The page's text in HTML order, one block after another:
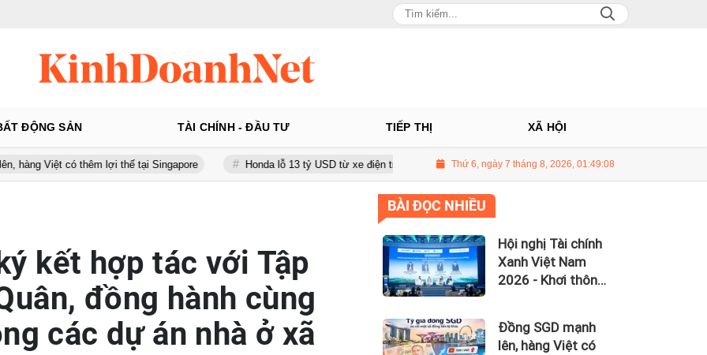
ĐỘNG SẢN TÀI CHÍNH - ĐẦU TƯ TIẾP THỊ XÃ HỘI
thêm lợi thế tại Singapore Honda lỗ 13 tỷ USD từ xe điện trong hai năm tài chính Lợi nhuận Viettel Post giảm 33% dù doanh thu
Thứ 6, ngày 7 tháng 8, 2026, 01:49:10
kết hợp tác với Tập
đồng hành cùng
các dự án nhà ở xã
BÀI ĐỌC NHIỀU
Hội nghị Tài chính
Xanh Việt Nam
2026 - Khơi thông
toàn cầu
Đồng SGD mạnh
lên, hàng Việt có